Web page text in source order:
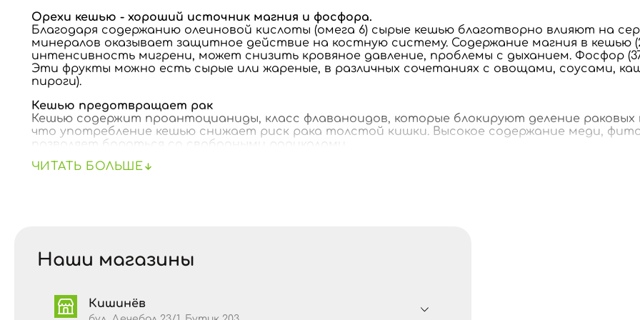
Орехи кешью - хороший источник магния и фосфора.
Благодаря содержанию олеиновой кислоты (омега 6) сырые кешью благотворно влияют на
минералов оказывает защитное действие на костную систему. Содержание магния в кешью
интенсивность мигрени, может снизить кровяное давление, проблемы с дыханием. Фосфор
Эти фрукты можно есть сырые или жареные, в различных сочетаниях с овощами, соусами,
пироги).
Кешью предотвращает рак
Кешью содержит проантоцианиды, класс флаваноидов, которые блокируют деление раковых
что употребление кешью снижает риск рака толстой кишки. Высокое содержание меди,
позволяет бороться со свободными радикалами.
Кешью помогает здоровью сердца
Кешью особенно богат магнием. Хорошо известно, что для здоровья и прочности костей
другие важные элементы, необходимые в этом процессе. Большая часть магния в организме
костям и суставам.
ЧИТАТЬ БОЛЬШЕ
Наши магазины
Кишинёв